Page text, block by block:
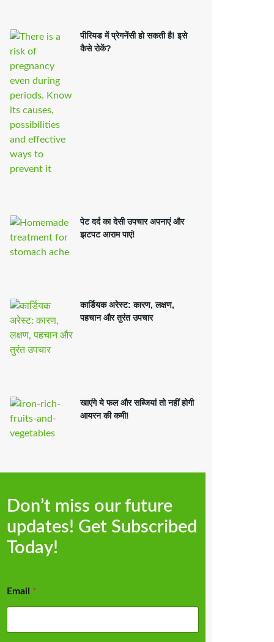
पीरियड में प्रेगनेंसी हो सकती है! इसे
कैसे रोकें?
पेट दर्द का देसी उपचार अपनाएं और
झटपट आराम पाएं!
कार्डियक अरेस्ट: कारण, लक्षण,
पहचान और तुरंत उपचार
खाएंगे ये फल और सब्जियां तो नहीं होगी
आयरन की कमी!
Don’t miss our future
updates! Get Subscribed
Today!
Email *